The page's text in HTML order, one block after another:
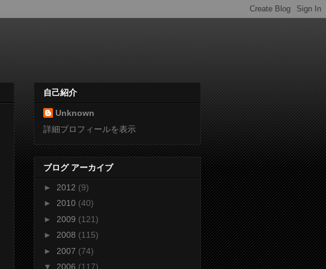
自己紹介
Unknown
詳細プロフィールを表示
ブログ アーカイブ
► 2012 (9)
► 2010 (40)
► 2009 (121)
► 2008 (115)
► 2007 (74)
▼ 2006 (117)